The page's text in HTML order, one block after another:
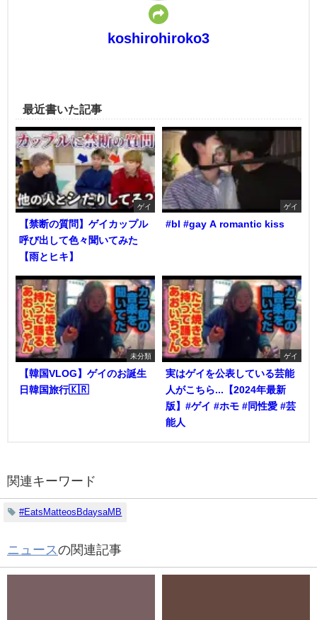
koshirohiroko3
最近書いた記事
ゲイ
【禁断の質問】ゲイカップル
呼び出して色々聞いてみた
【雨とヒキ】
ゲイ
#bl #gay A romantic kiss
未分類
【韓国VLOG】ゲイのお誕生
日韓国旅行🇰🇷
ゲイ
実はゲイを公表している芸能
人がこちら...【2024年最新
版】#ゲイ #ホモ #同性愛 #芸
能人
関連キーワード
#EatsMatteosBdaysaMB
ニュースの関連記事